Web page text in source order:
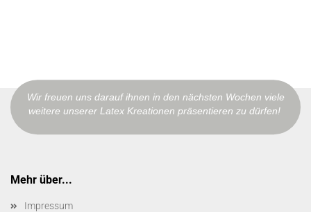
Wir freuen uns darauf ihnen in den nächsten Wochen viele
weitere unserer Latex Kreationen präsentieren zu dürfen!
Mehr über...
Impressum